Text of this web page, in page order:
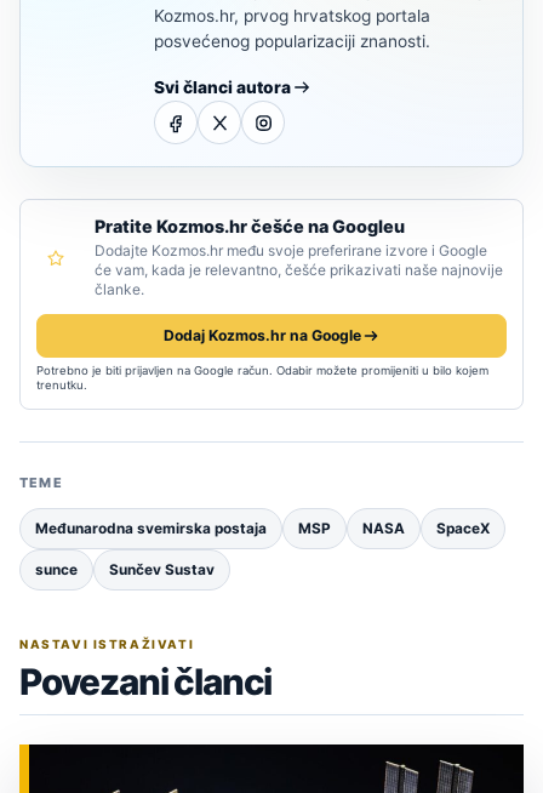
Kozmos.hr, prvog hrvatskog portala
posvećenog popularizaciji znanosti.
Svi članci autora
Pratite Kozmos.hr češće na Googleu
Dodajte Kozmos.hr među svoje preferirane izvore i Google
će vam, kada je relevantno, češće prikazivati naše najnovije
članke.
Dodaj Kozmos.hr na Google
Potrebno je biti prijavljen na Google račun. Odabir možete promijeniti u bilo kojem
trenutku.
TEME
Međunarodna svemirska postaja MSP NASA SpaceX
sunce Sunčev Sustav
NASTAVI ISTRAŽIVATI
Povezani članci